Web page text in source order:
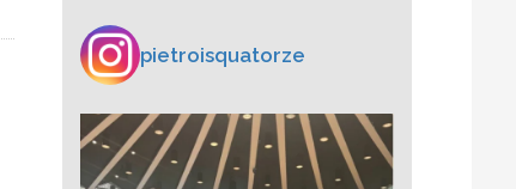
pietroisquatorze